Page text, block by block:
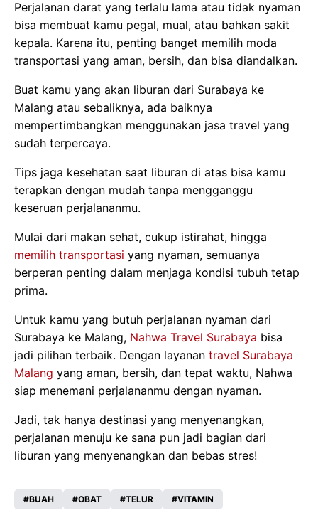
Perjalanan darat yang terlalu lama atau tidak nyaman
bisa membuat kamu pegal, mual, atau bahkan sakit
kepala. Karena itu, penting banget memilih moda
transportasi yang aman, bersih, dan bisa diandalkan.
Buat kamu yang akan liburan dari Surabaya ke
Malang atau sebaliknya, ada baiknya
mempertimbangkan menggunakan jasa travel yang
sudah terpercaya.
Tips jaga kesehatan saat liburan di atas bisa kamu
terapkan dengan mudah tanpa mengganggu
keseruan perjalananmu.
Mulai dari makan sehat, cukup istirahat, hingga
memilih transportasi yang nyaman, semuanya
berperan penting dalam menjaga kondisi tubuh tetap
prima.
Untuk kamu yang butuh perjalanan nyaman dari
Surabaya ke Malang, Nahwa Travel Surabaya bisa
jadi pilihan terbaik. Dengan layanan travel Surabaya
Malang yang aman, bersih, dan tepat waktu, Nahwa
siap menemani perjalananmu dengan nyaman.
Jadi, tak hanya destinasi yang menyenangkan,
perjalanan menuju ke sana pun jadi bagian dari
liburan yang menyenangkan dan bebas stres!
BUAH OBAT TELUR VITAMIN